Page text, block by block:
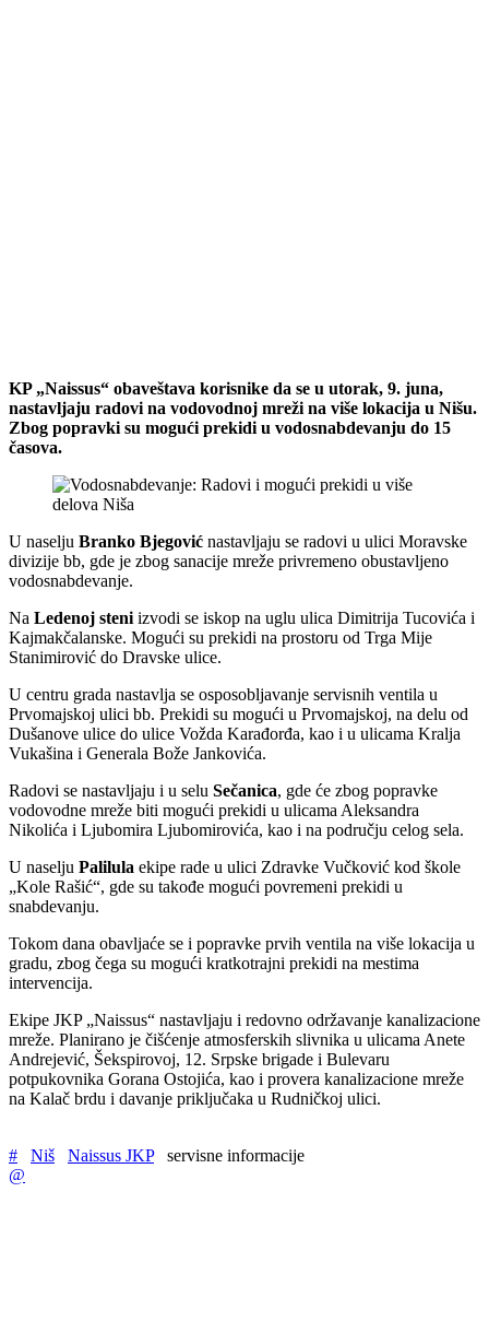
KP „Naissus“ obaveštava korisnike da se u utorak, 9. juna,
nastavljaju radovi na vodovodnoj mreži na više lokacija u Nišu.
Zbog popravki su mogući prekidi u vodosnabdevanju do 15
časova.
U naselju Branko Bjegović nastavljaju se radovi u ulici Moravske
divizije bb, gde je zbog sanacije mreže privremeno obustavljeno
vodosnabdevanje.
Na Ledenoj steni izvodi se iskop na uglu ulica Dimitrija Tucovića i
Kajmakčalanske. Mogući su prekidi na prostoru od Trga Mije
Stanimirović do Dravske ulice.
U centru grada nastavlja se osposobljavanje servisnih ventila u
Prvomajskoj ulici bb. Prekidi su mogući u Prvomajskoj, na delu od
Dušanove ulice do ulice Vožda Karađorđa, kao i u ulicama Kralja
Vukašina i Generala Bože Jankovića.
Radovi se nastavljaju i u selu Sečanica, gde će zbog popravke
vodovodne mreže biti mogući prekidi u ulicama Aleksandra
Nikolića i Ljubomira Ljubomirovića, kao i na području celog sela.
U naselju Palilula ekipe rade u ulici Zdravke Vučković kod škole
„Kole Rašić“, gde su takođe mogući povremeni prekidi u
snabdevanju.
Tokom dana obavljaće se i popravke prvih ventila na više lokacija u
gradu, zbog čega su mogući kratkotrajni prekidi na mestima
intervencija.
Ekipe JKP „Naissus“ nastavljaju i redovno održavanje kanalizacione
mreže. Planirano je čišćenje atmosferskih slivnika u ulicama Anete
Andrejević, Šekspirovoj, 12. Srpske brigade i Bulevaru
potpukovnika Gorana Ostojića, kao i provera kanalizacione mreže
na Kalač brdu i davanje priključaka u Rudničkoj ulici.
# Niš Naissus JKP
servisne informacije
@